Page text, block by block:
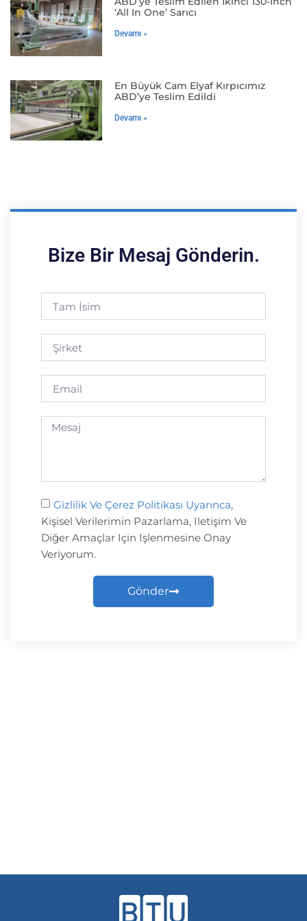
‘All In One’ Sarıcı
Devamı »
En Büyük Cam Elyaf Kırpıcımız
ABD’ye Teslim Edildi
Devamı »
Bize Bir Mesaj Gönderin.
Gizlilik Ve Çerez Politikası Uyarınca,
Kişisel Verilerimin Pazarlama, Iletişim Ve
Diğer Amaçlar Için Işlenmesine Onay
Veriyorum.
Gönder